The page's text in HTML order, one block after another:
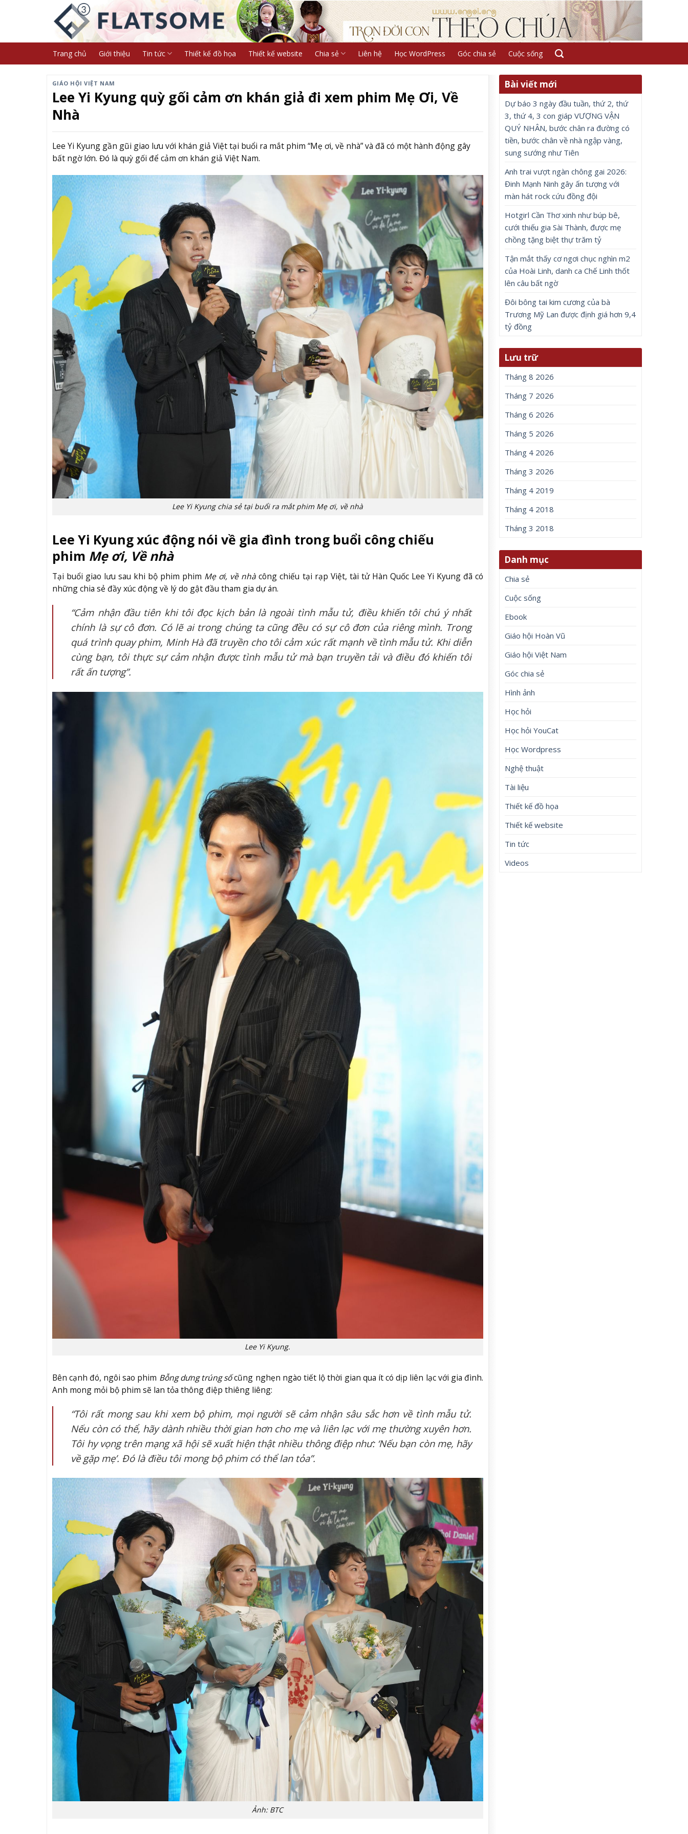
Trang chủ Giới thiệu Tin tức Thiết kế đồ họa Thiết kế website Chia sẻ Liên hệ Học WordPress Góc chia sẻ Cuộc sống
GIÁO HỘI VIỆT NAM
Lee Yi Kyung quỳ gối cảm ơn khán giả đi xem phim Mẹ Ơi, Về
Nhà
Lee Yi Kyung gần gũi giao lưu với khán giả Việt tại buổi ra mắt phim “Mẹ ơi, về nhà” và đã có một hành động gây
bất ngờ lớn. Đó là quỳ gối để cảm ơn khán giả Việt Nam.
Lee Yi Kyung chia sẻ tại buổi ra mắt phim Mẹ ơi, về nhà
Lee Yi Kyung xúc động nói về gia đình trong buổi công chiếu
phim Mẹ ơi, Về nhà
Tại buổi giao lưu sau khi bộ phim phim Mẹ ơi, về nhàcông chiếu tại rạp Việt, tài tử Hàn Quốc Lee Yi Kyung đã có
những chia sẻ đầy xúc động về lý do gật đầu tham gia dự án.
“Cảm nhận đầu tiên khi tôi đọc kịch bản là ngoài tình mẫu tử, điều khiến tôi chú ý nhất
chính là sự cô đơn. Có lẽ ai trong chúng ta cũng đều có sự cô đơn của riêng mình. Trong
quá trình quay phim, Minh Hà đã truyền cho tôi cảm xúc rất mạnh về tình mẫu tử. Khi diễn
cùng bạn, tôi thực sự cảm nhận được tình mẫu tử mà bạn truyền tải và điều đó khiến tôi
rất ấn tượng”.
Lee Yi Kyung.
Bên cạnh đó, ngôi sao phim Bỗng dưng trúng sốcũng nghẹn ngào tiết lộ thời gian qua ít có dịp liên lạc với gia đình.
Anh mong mỏi bộ phim sẽ lan tỏa thông điệp thiêng liêng:
“Tôi rất mong sau khi xem bộ phim, mọi người sẽ cảm nhận sâu sắc hơn về tình mẫu tử.
Nếu còn có thể, hãy dành nhiều thời gian hơn cho mẹ và liên lạc với mẹ thường xuyên hơn.
Tôi hy vọng trên mạng xã hội sẽ xuất hiện thật nhiều thông điệp như: ‘Nếu bạn còn mẹ, hãy
về gặp mẹ’. Đó là điều tôi mong bộ phim có thể lan tỏa”.
Ảnh: BTC
Bài viết mới
Dự báo 3 ngày đầu tuần, thứ 2, thứ
3, thứ 4, 3 con giáp VƯỢNG VẬN
QUÝ NHÂN, bước chân ra đường có
tiền, bước chân về nhà ngập vàng,
sung sướng như Tiên
Anh trai vượt ngàn chông gai 2026:
Đinh Mạnh Ninh gây ấn tượng với
màn hát rock cứu đồng đội
Hotgirl Cần Thơ xinh như búp bê,
cưới thiếu gia Sài Thành, được mẹ
chồng tặng biệt thự trăm tỷ
Tận mắt thấy cơ ngơi chục nghìn m2
của Hoài Linh, danh ca Chế Linh thốt
lên câu bất ngờ
Đôi bông tai kim cương của bà
Trương Mỹ Lan được định giá hơn 9,4
tỷ đồng
Lưu trữ
Tháng 8 2026
Tháng 7 2026
Tháng 6 2026
Tháng 5 2026
Tháng 4 2026
Tháng 3 2026
Tháng 4 2019
Tháng 4 2018
Tháng 3 2018
Danh mục
Chia sẻ
Cuộc sống
Ebook
Giáo hội Hoàn Vũ
Giáo hội Việt Nam
Góc chia sẻ
Hình ảnh
Học hỏi
Học hỏi YouCat
Học Wordpress
Nghệ thuật
Tài liệu
Thiết kế đồ họa
Thiết kế website
Tin tức
Videos